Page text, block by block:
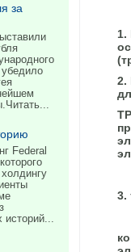
за
Federal
1.
2.
3.